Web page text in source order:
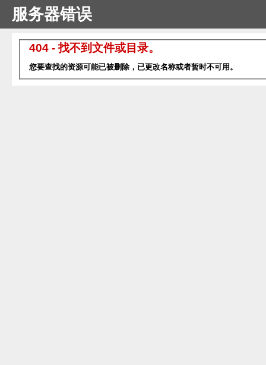
服务器错误
404 - 找不到文件或目录。
您要查找的资源可能已被删除，已更改名称或者暂时不可用。